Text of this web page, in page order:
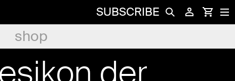
SUBSCRIBE
shop